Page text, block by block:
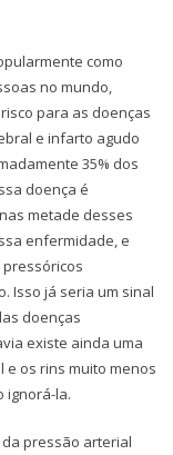
como
no mundo,
para as doenças
e infarto agudo
35% dos
doença é
metade desses
enfermidade, e
Isso já seria um sinal
doenças
existe ainda uma
os rins muito menos
ignorá-la.
pressão arterial